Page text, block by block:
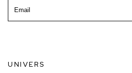
UNIVERS